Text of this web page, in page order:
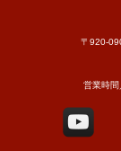
〒920-
営業時